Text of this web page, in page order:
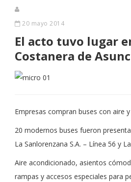
20 mayo 2014
El acto tuvo lugar
Costanera de
Empresas compran buses con aire
20 modernos buses fueron
La Sanlorenzana S.A. – Línea 56 y
Aire acondicionado, asientos
rampas y accesos especiales para